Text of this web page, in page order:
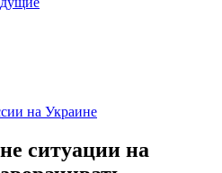
на Украине
ситуации на